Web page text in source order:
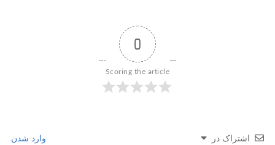
0
Scoring the article
اشتراک در وارد شدن